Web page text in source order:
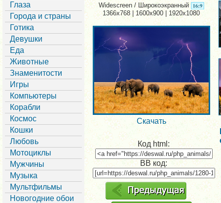
Глаза
Города и страны
Готика
Девушки
Еда
Животные
Знаменитости
Игры
Компьютеры
Корабли
Космос
Кошки
Любовь
Мотоциклы
Мужчины
Музыка
Мультфильмы
Новогодние обои
Widescreen / Широкоэкранный
1366x768 | 1600x900 | 1920x1080
Скачать
Код html:
BB код: